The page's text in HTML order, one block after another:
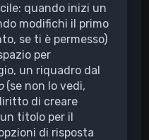
quando inizi un
modifichi il primo
se ti è permesso)
per
un riquadro dal
(se non lo vedi,
di creare
titolo per il
di risposta